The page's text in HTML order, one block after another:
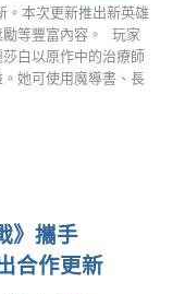
。本次更新推出新英雄
勵等豐富內容。 玩家
白以原作中的治療師
她可使用魔導書、長
》攜手
合作更新